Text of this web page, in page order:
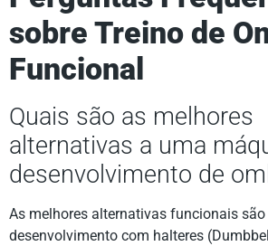
sobre Treino de
Funcional
Quais são as melhores
alternativas a uma
desenvolvimento de
As melhores alternativas funcionais são
desenvolvimento com halteres